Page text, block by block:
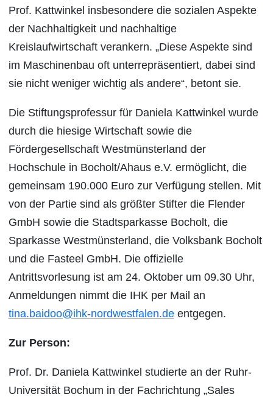
Prof. Kattwinkel insbesondere die sozialen Aspekte
der Nachhaltigkeit und nachhaltige
Kreislaufwirtschaft verankern. „Diese Aspekte sind
im Maschinenbau oft unterrepräsentiert, dabei sind
sie nicht weniger wichtig als andere“, betont sie.
Die Stiftungsprofessur für Daniela Kattwinkel wurde
durch die hiesige Wirtschaft sowie die
Fördergesellschaft Westmünsterland der
Hochschule in Bocholt/Ahaus e.V. ermöglicht, die
gemeinsam 190.000 Euro zur Verfügung stellen. Mit
von der Partie sind als größter Stifter die Flender
GmbH sowie die Stadtsparkasse Bocholt, die
Sparkasse Westmünsterland, die Volksbank Bocholt
und die Fasteel GmbH. Die offizielle
Antrittsvorlesung ist am 24. Oktober um 09.30 Uhr,
Anmeldungen nimmt die IHK per Mail an
tina.baidoo@ihk-nordwestfalen.deentgegen.
Zur Person:
Prof. Dr. Daniela Kattwinkel studierte an der Ruhr-
Universität Bochum in der Fachrichtung „Sales